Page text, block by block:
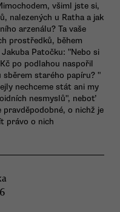
všiml jste si,
nalezených u Ratha a jak
arzenálu? Ta vaše
prostředků, během
Patočku: "Nebo si
po podlahou naspořil
starého papíru? "
nechceme stát ani my
nesmyslů", neboť
o nichž je
právo o nich